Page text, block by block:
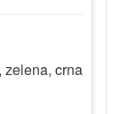
zelena, crna